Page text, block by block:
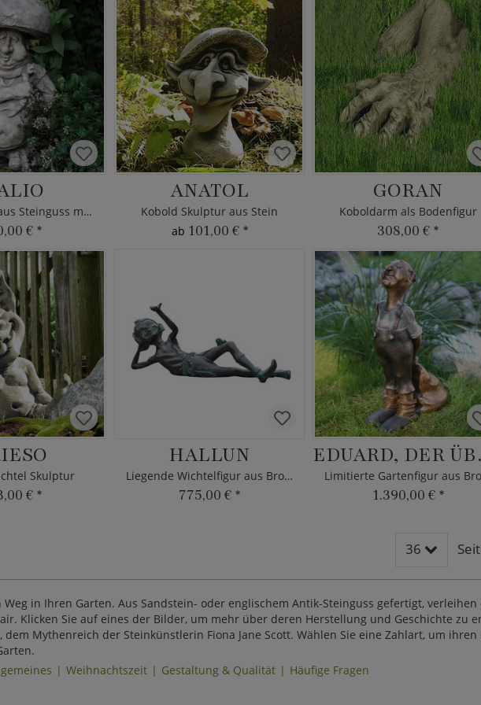
Kobold Deko aus Steinguss mit Pilzhut
€ *
ANATOL
Kobold Skulptur aus Stein
ab 101,00 € *
GORAN
Koboldarm als Bodenfigur
308,00 € *
Skulptur
€ *
HALLUN
Liegende Wichtelfigur aus Bronze
775,00 € * 1.390,00 € *
36
in Ihren Garten. Aus Sandstein- oder englischem Antik-Steinguss gefertigt,
Klicken Sie auf eines der Bilder, um mehr über deren Herstellung und Geschichte zu
Mythenreich der Steinkünstlerin Fiona Jane Scott. Wählen Sie eine Zahlart, um
Weihnachtszeit Gestaltung & Qualität Häufige Fragen